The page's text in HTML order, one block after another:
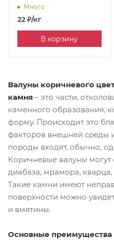
Много
22 ₽/кг
В корзину
Валуны коричневого
камня – это части,
каменного образования,
форму. Происходит это
факторов внешней среды
породы входят, обычно,
Коричневые валуны могут
диабаза, мрамора,
Такие камни имеют
поверхности можно
и вмятины.
Основные преимущества